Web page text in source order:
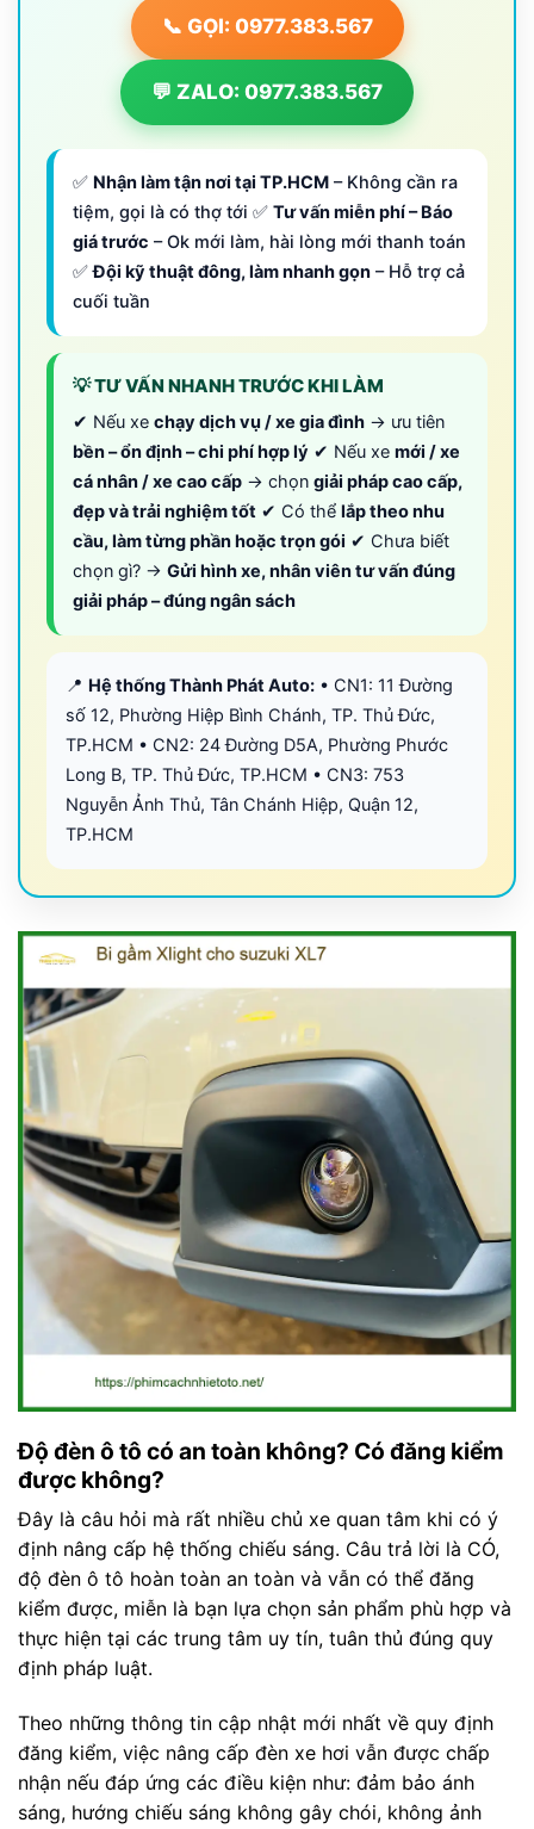
📞 GỌI: 0977.383.567
💬 ZALO: 0977.383.567
✅ Nhận làm tận nơi tại TP.HCM – Không cần ra
tiệm, gọi là có thợ tới ✅ Tư vấn miễn phí – Báo
giá trước – Ok mới làm, hài lòng mới thanh toán
✅Đội kỹ thuật đông, làm nhanh gọn – Hỗ trợ cả
cuối tuần
💡 TƯ VẤN NHANH TRƯỚC KHI LÀM
✔ Nếu xe chạy dịch vụ / xe gia đình → ưu tiên
bền – ổn định – chi phí hợp lý ✔ Nếu xe mới / xe
cá nhân / xe cao cấp → chọn giải pháp cao cấp,
đẹp và trải nghiệm tốt ✔ Có thể lắp theo nhu
cầu, làm từng phần hoặc trọn gói ✔ Chưa biết
chọn gì? → Gửi hình xe, nhân viên tư vấn đúng
giải pháp – đúng ngân sách
📍 Hệ thống Thành Phát Auto: • CN1: 11 Đường
số 12, Phường Hiệp Bình Chánh, TP. Thủ Đức,
TP.HCM • CN2: 24 Đường D5A, Phường Phước
Long B, TP. Thủ Đức, TP.HCM • CN3: 753
Nguyễn Ảnh Thủ, Tân Chánh Hiệp, Quận 12,
TP.HCM
Độ đèn ô tô có an toàn không? Có đăng kiểm
được không?
Đây là câu hỏi mà rất nhiều chủ xe quan tâm khi có ý
định nâng cấp hệ thống chiếu sáng. Câu trả lời là CÓ,
độ đèn ô tô hoàn toàn an toàn và vẫn có thể đăng
kiểm được, miễn là bạn lựa chọn sản phẩm phù hợp và
thực hiện tại các trung tâm uy tín, tuân thủ đúng quy
định pháp luật.
Theo những thông tin cập nhật mới nhất về quy định
đăng kiểm, việc nâng cấp đèn xe hơi vẫn được chấp
nhận nếu đáp ứng các điều kiện như: đảm bảo ánh
sáng, hướng chiếu sáng không gây chói, không ảnh